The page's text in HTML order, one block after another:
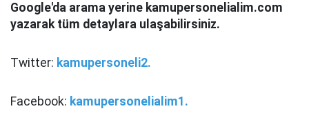
Google'da arama yerine kamupersonelialim.com
yazarak tüm detaylara ulaşabilirsiniz.
Twitter: kamupersoneli2.
Facebook: kamupersonelialim1.